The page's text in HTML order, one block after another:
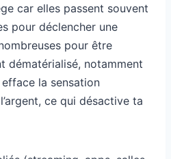
car elles passent souvent
pour déclencher une
pour être
dématérialisé, notamment
la sensation
ce qui désactive ta